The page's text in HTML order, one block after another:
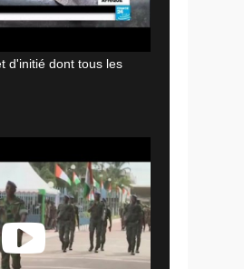
d'initié dont tous les